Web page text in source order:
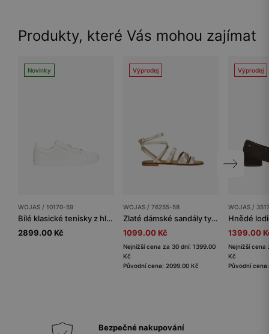
Produkty, které Vás mohou zajímat
Novinky
WOJAS / 10170-59
Bílé klasické tenisky z hladké kůže
2899.00 Kč
Výprodej
WOJAS / 76255-58
Zlaté dámské sandály typu římanka
1099.00 Kč
Nejnižší cena za 30 dní: 1399.00
Kč
Původní cena: 2099.00 Kč
Výprodej
WOJAS /
1399.00
Nejnižší cena
Kč
Původní
Bezpečné nakupování